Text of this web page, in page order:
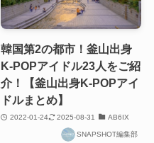
韓国第2の都市！釜山出身
K-POPアイドル23人をご紹
介！【釜山出身K-POPアイ
ドルまとめ】
2022-01-24 2025-08-31 AB6IX
SNAPSHOT編集部